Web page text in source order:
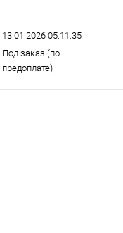
13.01.2026 05:11:35
Под заказ (по
предоплате)